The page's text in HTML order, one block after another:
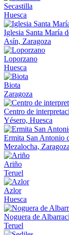
Secastilla
Huesca
Iglesia Santa María
Asín, Zaragoza
Loporzano
Huesca
Biota
Zaragoza
Centro de
Yésero, Huesca
Ermita San Antonio
Mezalocha, Zaragoza
Ariño
Teruel
Azlor
Huesca
Noguera de
Teruel